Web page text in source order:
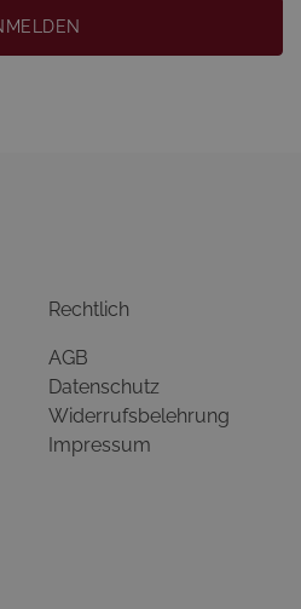
Rechtlich
AGB
Datenschutz
Widerrufsbelehrung
Impressum